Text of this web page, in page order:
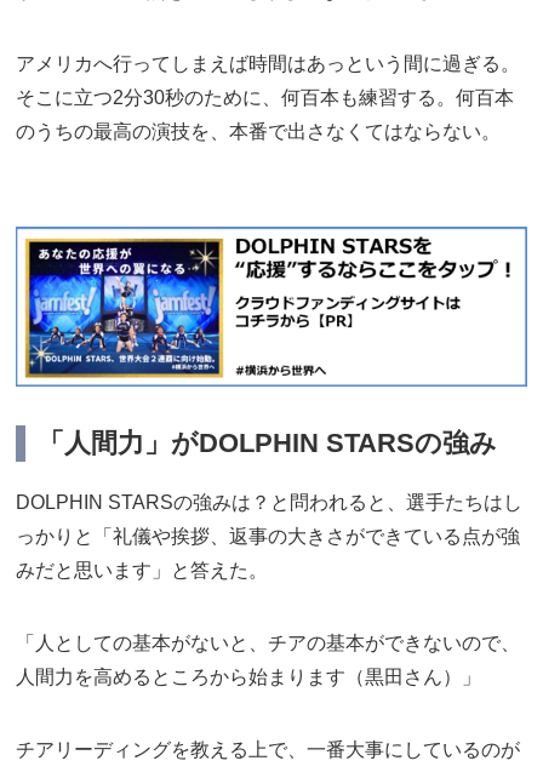
アメリカへ行ってしまえば時間はあっという間に過ぎる。
そこに立つ2分30秒のために、何百本も練習する。何百本
のうちの最高の演技を、本番で出さなくてはならない。
「人間力」がDOLPHIN STARSの強み
DOLPHIN STARSの強みは？と問われると、選手たちはし
っかりと「礼儀や挨拶、返事の大きさができている点が強
みだと思います」と答えた。
「人としての基本がないと、チアの基本ができないので、
人間力を高めるところから始まります（黒田さん）」
チアリーディングを教える上で、一番大事にしているのが